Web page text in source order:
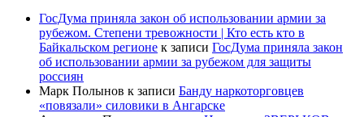
ГосДума приняла закон об использовании армии за
рубежом. Степени тревожности | Кто есть кто в
Байкальском регионе к записи ГосДума приняла закон
об использовании армии за рубежом для защиты
россиян
Марк Полынов к записи Банду наркоторговцев
«повязали» силовики в Ангарске